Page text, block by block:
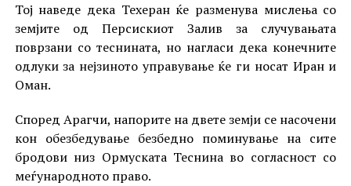
Тој наведе дека Техеран ќе разменува мислења со
земјите од Персискиот Залив за случувањата
поврзани со теснината, но нагласи дека конечните
одлуки за нејзиното управување ќе ги носат Иран и
Оман.
Според Арагчи, напорите на двете земји се насочени
кон обезбедување безбедно поминување на сите
бродови низ Ормуската Теснина во согласност со
меѓународното право.